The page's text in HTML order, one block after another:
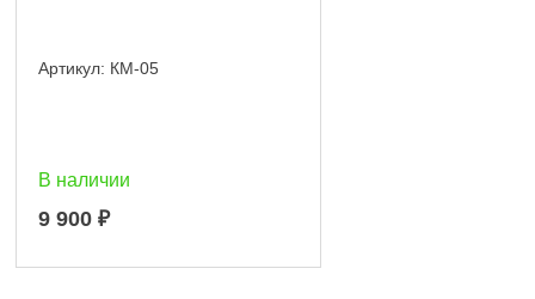
Артикул: КМ-05
В наличии
9 900 ₽